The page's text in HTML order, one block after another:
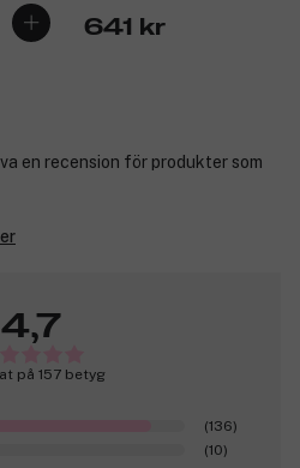
641 kr
en recension för produkter som
4,7
på 157 betyg
(136)
(10)